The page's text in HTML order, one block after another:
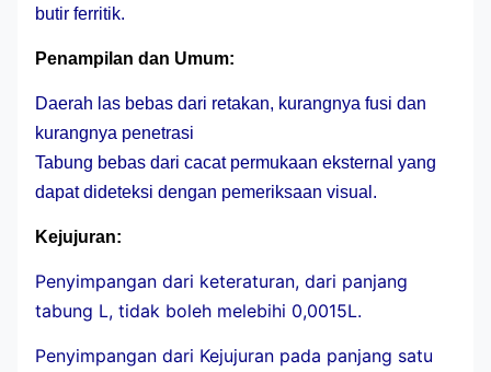
butir ferritik.
Penampilan dan Umum:
Daerah las bebas dari retakan, kurangnya fusi dan
kurangnya penetrasi
Tabung bebas dari cacat permukaan eksternal yang
dapat dideteksi dengan pemeriksaan visual.
Kejujuran:
Penyimpangan dari keteraturan, dari panjang
tabung L, tidak boleh melebihi 0,0015L.
Penyimpangan dari Kejujuran pada panjang satu